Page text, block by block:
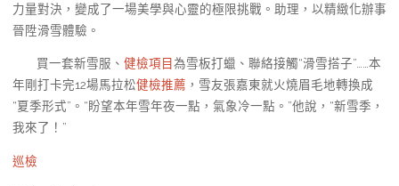
力量對決，變成了一場美學與心靈的極限挑戰。助理，以精緻化辦事
晉陞滑雪體驗。
買一套新雪服、 健檢項目為雪板打蠟、聯絡接觸“滑雪搭子”……本
年剛打卡完12場馬拉松健檢推薦 ，雪友張嘉東就火燒眉毛地轉換成
“夏季形式”。“盼望本年雪年夜一點，氣象冷一點。”他說，“新雪季，
我來了！”
巡檢